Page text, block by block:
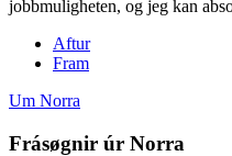
jobbmuligheten, og jeg kan
Aftur
Fram
Um Norra
Frásøgnir úr Norra